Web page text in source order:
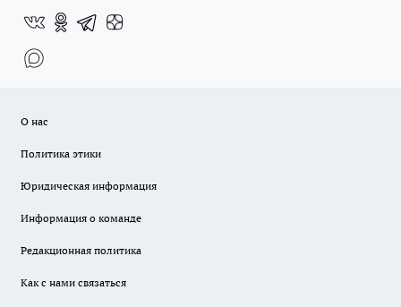
О нас
Политика этики
Юридическая информация
Информация о команде
Редакционная политика
Как с нами связаться